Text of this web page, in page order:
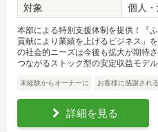
対象 個人・
本部による特別支援体制を提供！『
貢献により業績を上げるビジネス」
の社会的ニーズは今後も拡大が期待
つながるストック型の安定収益モデル
未経験からオーナーに お客様に感謝される
詳細を見る